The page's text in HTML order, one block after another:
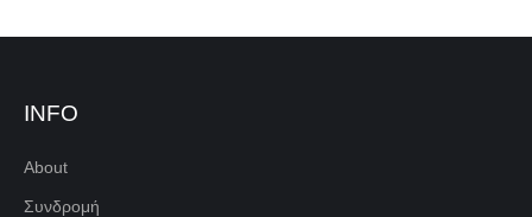
INFO
About
Συνδρομή